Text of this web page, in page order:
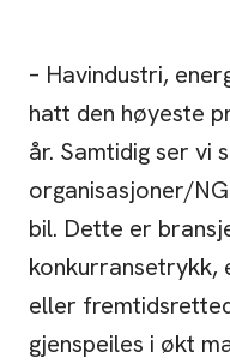
– Havindustri,
hatt den høyeste
år. Samtidig ser vi
organisasjoner/
bil. Dette er
konkurransetrykk,
eller
gjenspeiles i økt